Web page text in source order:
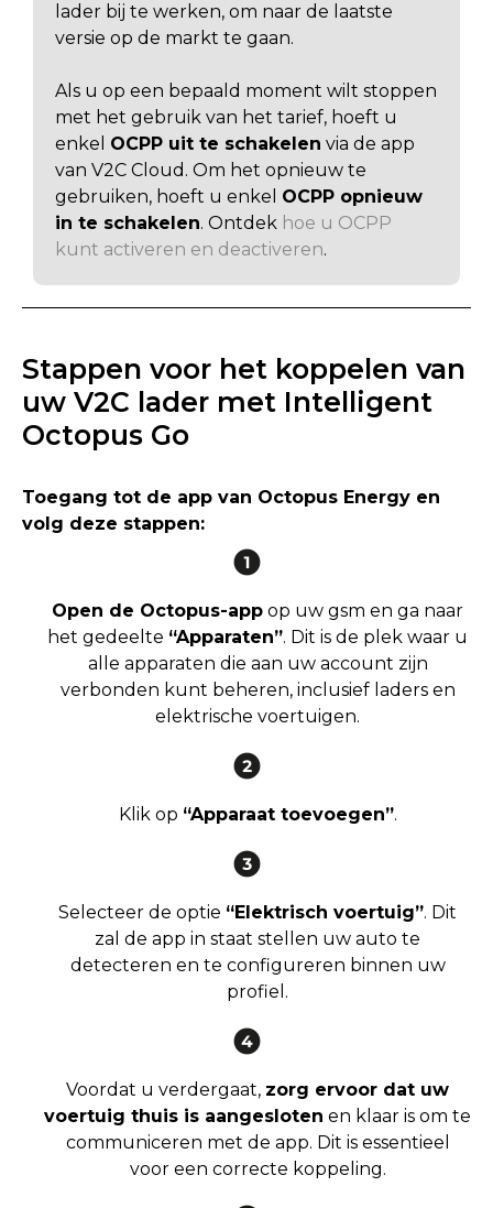
lader bij te werken, om naar de laatste
versie op de markt te gaan.
Als u op een bepaald moment wilt stoppen
met het gebruik van het tarief, hoeft u
enkel OCPP uit te schakelen via de app
van V2C Cloud. Om het opnieuw te
gebruiken, hoeft u enkel OCPP opnieuw
in te schakelen. Ontdek hoe u OCPP
kunt activeren en deactiveren.
Stappen voor het koppelen van
uw V2C lader met Intelligent
Octopus Go
Toegang tot de app van Octopus Energy en
volg deze stappen:
Open de Octopus-app op uw gsm en ga naar
het gedeelte “Apparaten”. Dit is de plek waar u
alle apparaten die aan uw account zijn
verbonden kunt beheren, inclusief laders en
elektrische voertuigen.
Klik op “Apparaat toevoegen”.
Selecteer de optie “Elektrisch voertuig”. Dit
zal de app in staat stellen uw auto te
detecteren en te configureren binnen uw
profiel.
Voordat u verdergaat, zorg ervoor dat uw
voertuig thuis is aangesloten en klaar is om te
communiceren met de app. Dit is essentieel
voor een correcte koppeling.